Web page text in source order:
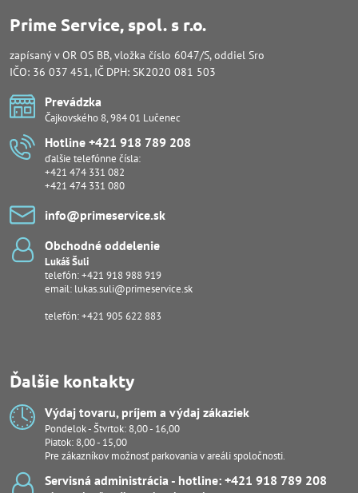
Prime Service, spol. s r.o.
zapísaný v OR OS BB, vložka číslo 6047/S, oddiel Sro
IČO: 36 037 451, IČ DPH: SK2020 081 503
Prevádzka
Čajkovského 8, 984 01 Lučenec
Hotline +421 918 789 208
ďalšie telefónne čísla:
+421 474 331 082
+421 474 331 080
info​@primeservice​.sk
Obchodné oddelenie
Lukáš Šuli
telefón:+421 918 988 919
email: lukas.suli@primeservice.sk
telefón: +421 905 622 883
Ďalšie kontakty
Výdaj tovaru, príjem a výdaj zákaziek
Pondelok - Štvrtok: 8,00 - 16,00
Piatok: 8,00 - 15,00
Pre zákazníkov možnosť parkovania v areáli spoločnosti.
Servisná administrácia - hotline: +421 918 789 208